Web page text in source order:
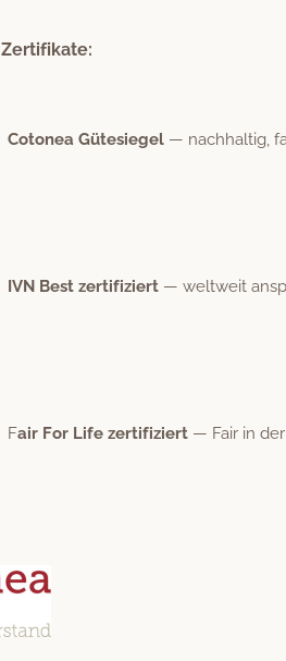
Cotonea Güte­siegel — nach­haltig,
IVN Best zer­ti­fiziert — weltweit
Fair For Life zer­ti­fiziert — Fair in